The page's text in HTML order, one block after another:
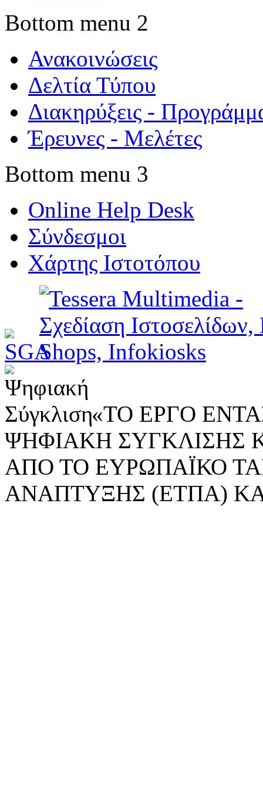
Bottom menu 2
Ανακοινώσεις
Δελτία Τύπου
Διακηρύξεις -
Έρευνες - Μελέτες
Bottom menu 3
Online Help Desk
Σύνδεσμοι
Χάρτης Ιστοτόπου
«ΤΟ ΕΡΓΟ
ΨΗΦΙΑΚΗ ΣΥΓΚΛΙΣΗΣ
ΑΠΟ ΤΟ ΕΥΡΩΠΑΪΚΟ
ΑΝΑΠΤΥΞΗΣ (ΕΤΠΑ)